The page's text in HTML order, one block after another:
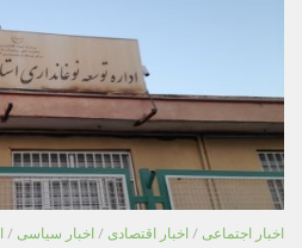
اخبار اجتماعی / اخبار اقتصادی / اخبار سیاسی /